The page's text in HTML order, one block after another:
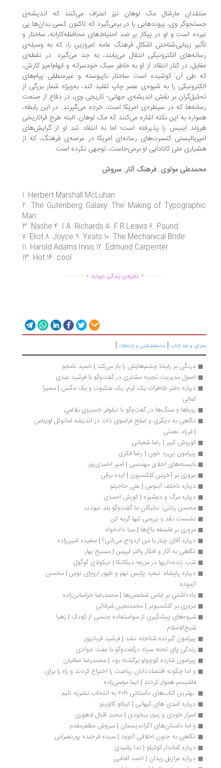
مارشال مک لوهان نیز اعتراف می‌کنند که اندیشه‌ی
وی، پیوندهایی را در برمی‌گیرد که تاکنون کسی بدان‌ها پی
است و او در پیکار بر ضد احتیاط‌های محافظه‌کارانه، ساختار و
زیبایی‌شناختی اشکال فرهنگ عامه امروزین را، که به وسیله‌ی
الکترونیکی انتقال می‌یابند، به جد می‌گیرد. در نقطه‌ی
در کنار انتقاد از او به خاطر سبک خودسرانه و ابهام‌آمیز کارش،
طی آن کوشیده است ساختار ناپیوسته و غیرمنطقی پیام‌های
را به شیوه‌ی عصر چاپ تقلید کند، به‌ویژه شمار بزرگی از
بر نقش اندیشه‌ی جهانی- تاریخی وی، در دفاع از صنعت
که در سیطره‌ی امریکا است، خرده می‌گیرند. در این رابطه،
به این نکته اشاره می‌کنند که مک لوهان، البته طرح فراتاریخی
اینیس را پذیرفته است؛ اما به انتقاد تند او از گرایش‌های
کنسرت‌های رسانه‌ای امریکا در عرصه‌ی فرهنگ، که از
ملی کانادایی او برمی‌خاست، توجهی نکرده است.
مولوی. فرهنگ آثار. سروش
1. Herbert Marshall McLuhan
2. The Gutenberg Galaxy: The Making of
3. Nashe 4. I.A. Richards 5. F.R.Leavis 6. Pound
7. Eliot 8. Joyce 9. Yeats 10. The Mechanical Bride
11. Harold Adams Innis 12. Edmund Carpenter
13. Hot 14. cool
............... .تجربه‌ی زندگی دوباره ...............
و نقد کتاب|جامعه‌شناسی و ارتباطات |
درنگی بر زلیخا چشم‌هایش را باز می‌کند | حمید نامجو
اصول مدیریت تجربه مشتری در گفت‌وگو با فرشید عبدی
رویاها و سنگ‌ها در گفت‌وگو با نیلوفر خسروی بلالمی
نگاهی به دیگری و صلح فراسوی ذات در اندیشه امانوئل لویناس
| فرزاد نعمتی
کوروش کبیر | رضا شعبانی
پیرامون بی‌رد خون | رضا فکری
بایسته‌های اخلاق مهندسی | امیر احمدی‌پور
مروری بر آخرین کلکسیون | ایده برقی
درباره ناخلف آبنوس | علی حاجیلو
درباره مرگ و دوشیزه | کورش احمدی
محسن رنانی: نخبگان ما گفت‌وگو بلد نبودند
نشست نقد و بررسی تنها گریه کن
مروری بر فلسفه باغ‌‏ها | سبا دادخواه
درباره آقای چنار با من ازدواج می‌کنی؟ | سعیده امین‌زاده
نگاهی به آثار و افکار والتر لیپمن | مسیح بهار
شب زنده‌داریها در مزرعه دیکانکا | نیکولای گوگول
درباره پاپشاه: تبعید پایس نهم و ظهور اروپای نوین | محسن
یادداشتی بر لباس شخصی‌ها | محمدرضا خراسانی‌زاده
مروری بر کلکسیونر | محمدمعین شرفائی
شیوه‌های پیشگیری از سواستفاده جنسی از کودک | زهرا
شیخ‌الاسلام
پیرامون گیرنده شناخته نشد | فرشید قربانپور
زندگی پای تخته سیاه درگفت‌وگو با عفت جوادی
پیرامون شازده کوچولو برگشته بود | محمدرضا صافیان
و اما چگونه اقتصاددانان ریاضت را اختراع کردند و راه را برای
فاشیسم هموار کردند | ایما موسی‌زاده
بهترین کتاب‌های داستانی ۲۰۲۱ به انتخاب نشریه تایم
درباره کمدی های کیهانی | ایتالو کالوینو
اسرار خودی و رموز بیخودی | محمد اقبال لاهوری
و اما داستان‌های آگراندیسمان | سروش مظفرمقدم
نگاهی به جنون اخلاقی آتوود | سیده فرخنده پورنصرانی
درباره کماندار کوئیلو | ندا رشیدی
درباره عزازیل زیدان | احمد آفتابی